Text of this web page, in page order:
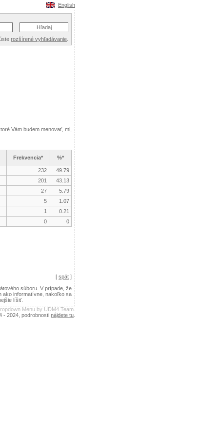
English
rozšírené vyhľadávanie
Vám budem menovať, mi,
Frekvencia* %*
232
49.79
201
43.13
27
5.79
5
1.07
1
0.21
0 0
[ spät ]
súboru. V prípade, že
ako informatívne, nakoľko sa
líšiť.
Menu by UDM4 Team.
- 2024, podrobnosti nájdete tu